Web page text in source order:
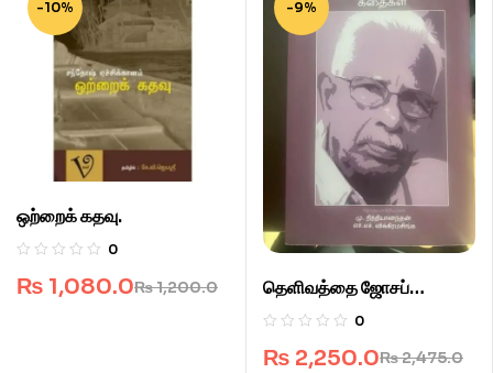
-10%
ஒற்றைக் கதவு.
0
₨1,200.0
₨ 1,080.0
-9%
தெளிவத்தை ஜோசப்
கதைகள்.
0
₨2,475.0
₨ 2,250.0